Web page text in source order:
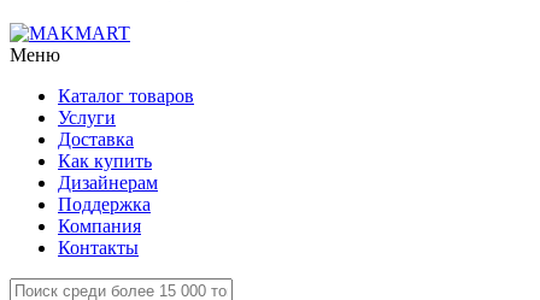
Меню
Каталог товаров
Услуги
Доставка
Как купить
Дизайнерам
Поддержка
Компания
Контакты